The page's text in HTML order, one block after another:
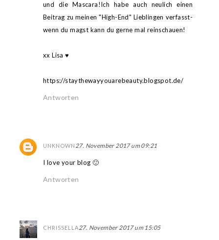
und die Mascara!Ich habe auch neulich einen
Beitrag zu meinen "High-End" Lieblingen verfasst-
wenn du magst kann du gerne mal reinschauen!
xx Lisa ♥
https://staythewayyouarebeauty.blogspot.de/
Antworten
UNKNOWN27. November 2017 um 09:21
I love your blog 🙂
Antworten
CHRISSELLA27. November 2017 um 15:05